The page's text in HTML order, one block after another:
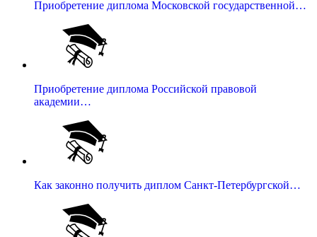
Приобретение диплома Московской государственной…
Приобретение диплома Российской правовой
академии…
Как законно получить диплом Санкт-Петербургской…